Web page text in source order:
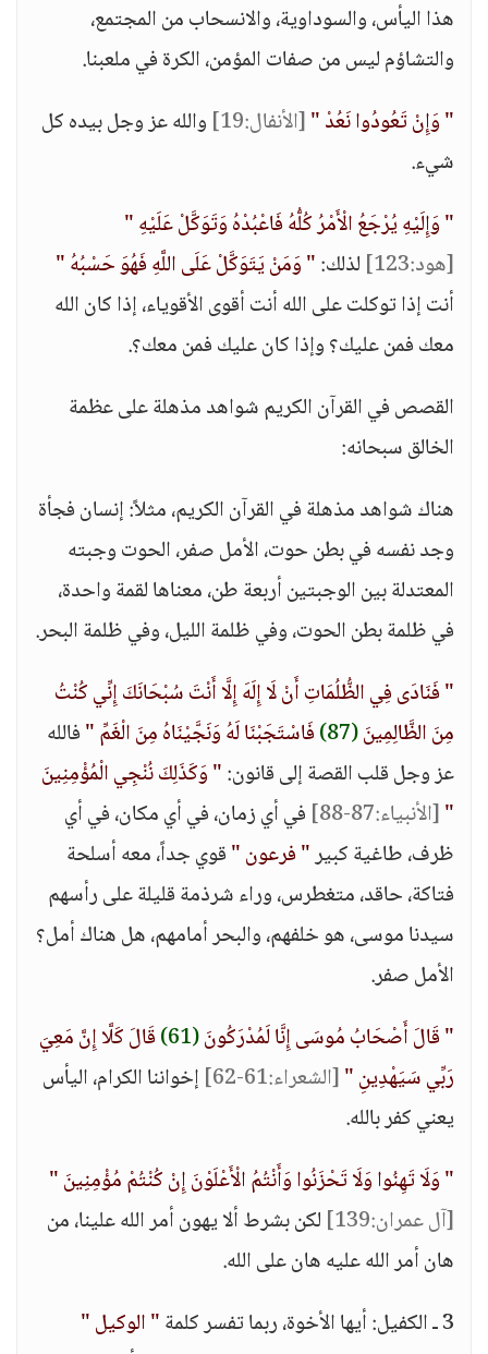
هذا اليأس، والسوداوية، والانسحاب من المجتمع،
والتشاؤم ليس من صفات المؤمن، الكرة في ملعبنا.
" وَإِنْ تَعُودُوا نَعُدْ "[الأنفال:19]
والله عز وجل بيده كل
شيء.
" وَإِلَيْهِ يُرْجَعُ الْأَمْرُ كُلُّهُ فَاعْبُدْهُ وَتَوَكَّلْ عَلَيْهِ "
[هود:123]
لذلك:" وَمَنْ يَتَوَكَّلْ عَلَى اللَّهِ فَهُوَ حَسْبُهُ "
أنت إذا توكلت على الله أنت أقوى الأقوياء، إذا كان الله
معك فمن عليك؟ وإذا كان عليك فمن معك؟.
القصص في القرآن الكريم شواهد مذهلة على عظمة
الخالق سبحانه:
هناك شواهد مذهلة في القرآن الكريم، مثلاً: إنسان فجأة
وجد نفسه في بطن حوت، الأمل صفر، الحوت وجبته
المعتدلة بين الوجبتين أربعة طن، معناها لقمة واحدة،
في ظلمة بطن الحوت، وفي ظلمة الليل، وفي ظلمة البحر.
" فَنَادَى فِي الظُّلُمَاتِ أَنْ لَا إِلَهَ إِلَّا أَنْتَ سُبْحَانَكَ إِنِّي كُنْتُ
مِنَ الظَّالِمِينَ(87) فَاسْتَجَبْنَا لَهُ وَنَجَّيْنَاهُ مِنَ الْغَمِّ "فالله
عز وجل قلب القصة إلى قانون:" وَكَذَلِكَ نُنْجِي الْمُؤْمِنِينَ
"[الأنبياء:87-88]
في أي زمان، في أي مكان، في أي
ظرف، طاغية كبير" فرعون "قوي جداً، معه أسلحة
فتاكة، حاقد، متغطرس، وراء شرذمة قليلة على رأسهم
سيدنا موسى، هو خلفهم، والبحر أمامهم، هل هناك أمل؟
الأمل صفر.
" قَالَ أَصْحَابُ مُوسَى إِنَّا لَمُدْرَكُونَ(61)
قَالَ كَلَّا إِنَّ مَعِيَ
رَبِّي سَيَهْدِينِ "[الشعراء:61-62]
إخواننا الكرام، اليأس
يعني كفر بالله.
" وَلَا تَهِنُوا وَلَا تَحْزَنُوا وَأَنْتُمُ الْأَعْلَوْنَ إِنْ كُنْتُمْ مُؤْمِنِينَ "
[آل عمران:139]
لكن بشرط ألا يهون أمر الله علينا، من
هان أمر الله عليه هان على الله.
3 ـ الكفيل: أيها الأخوة، ربما تفسر كلمة
" الوكيل "